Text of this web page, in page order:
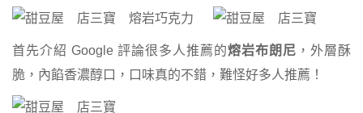
首先介紹 Google 評論很多人推薦的熔岩布朗尼 ，外層酥
脆，內餡香濃醇口，口味真的不錯，難怪好多人推薦！